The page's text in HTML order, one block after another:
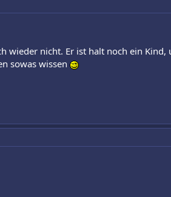
wieder nicht. Er ist halt noch ein
sowas wissen